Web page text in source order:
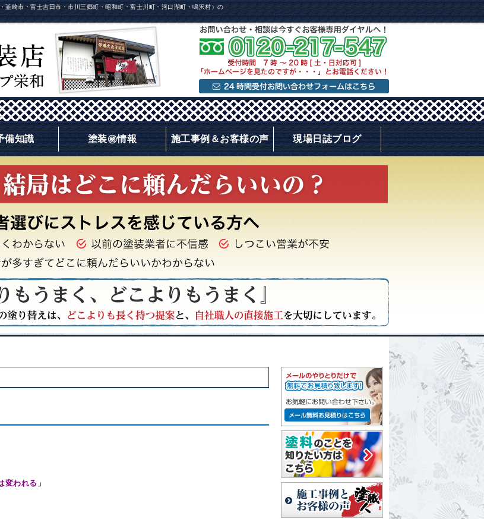
崎市・富士吉田市・市川三郷町・昭和町・富士川町・河口湖町・鳴沢村）の
備知識 塗装㊙情報 施工事例＆お客様の声 現場日誌ブログ
変われる 」